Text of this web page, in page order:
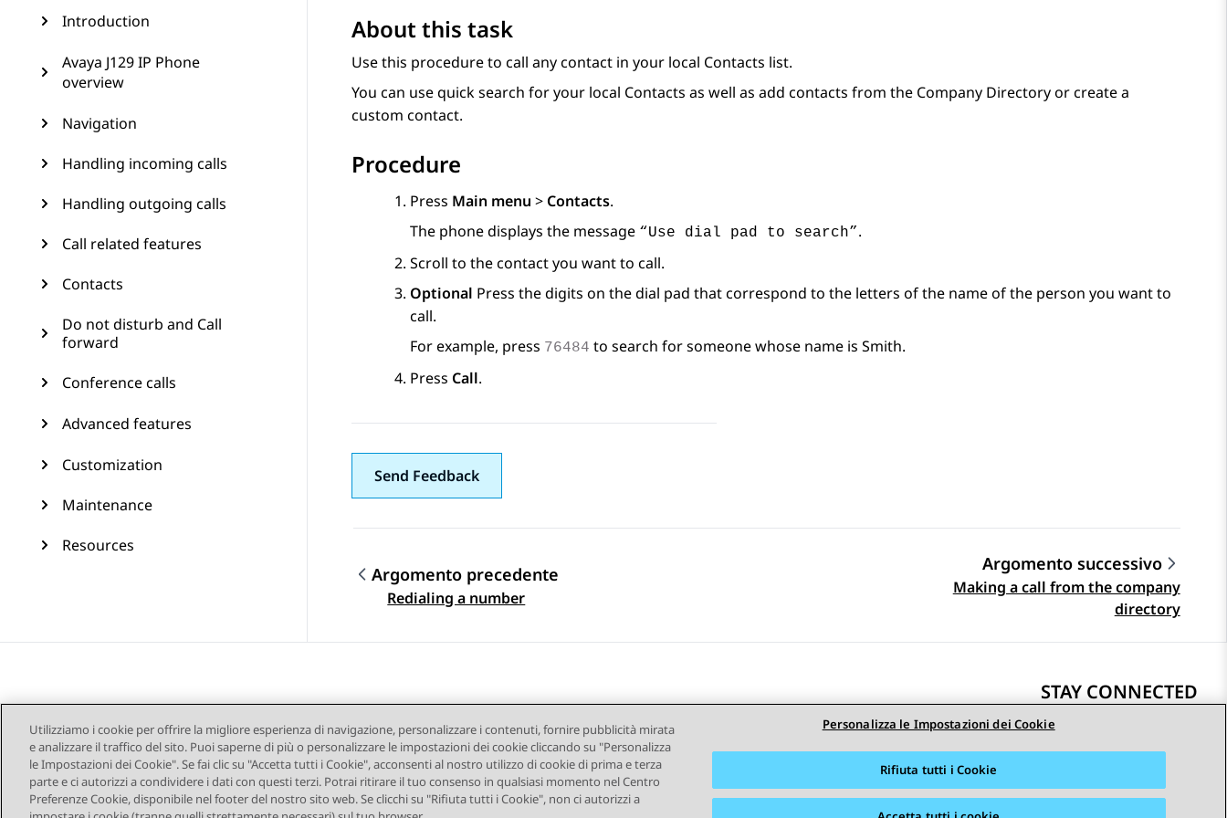
Introduction
Avaya J129 IP Phone
overview
Navigation
Handling incoming calls
Handling outgoing calls
Call related features
Contacts
Do not disturb and Call
forward
Conference calls
Advanced features
Customization
Maintenance
Resources
About this task
Use this procedure to call any contact in your local Contacts list.
You can use quick search for your local Contacts as well as add contacts from the Company Directory or create a
custom contact.
Procedure
Press Main menu > Contacts.
The phone displays the message “Use dial pad to search”.
Scroll to the contact you want to call.
Optional Press the digits on the dial pad that correspond to the letters of the name of the person you want to
call.
For example, press 76484 to search for someone whose name is Smith.
Press Call.
Send Feedback
Navigazione argomento
Argomento precedente
Redialing a number
Argomento successivo
Making a call from the company
directory
STAY CONNECTED
Mappa del sito Condizioni d'uso Privacy Politica sui cookie Marchi commerciali Accessibilità © 2026 Avaya LLC
Utilizziamo i cookie per offrire la migliore esperienza di navigazione, personalizzare i contenuti, fornire pubblicità mirata
e analizzare il traffico del sito. Puoi saperne di più o personalizzare le impostazioni dei cookie cliccando su "Personalizza
le Impostazioni dei Cookie". Se fai clic su "Accetta tutti i Cookie", acconsenti al nostro utilizzo di cookie di prima e terza
parte e ci autorizzi a condividere i dati con questi terzi. Potrai ritirare il tuo consenso in qualsiasi momento nel Centro
Preferenze Cookie, disponibile nel footer del nostro sito web. Se clicchi su "Rifiuta tutti i Cookie", non ci autorizzi a
Personalizza le Impostazioni dei Cookie
Rifiuta tutti i Cookie